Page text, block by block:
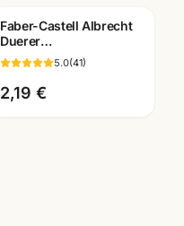
Faber-Castell Albrecht
Duerer
Kuenstlerfarbstift ·
Einzelstift alle Farben ·
Mannheim
5.0(41)
2,19 €